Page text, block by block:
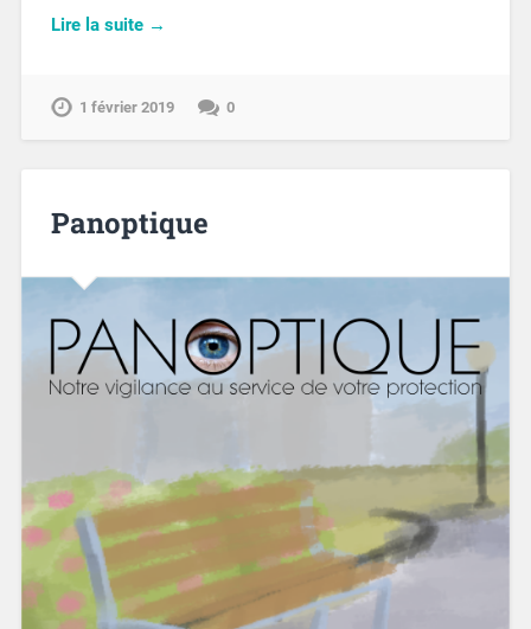
Lire la suite →
1 février 2019 0
Panoptique